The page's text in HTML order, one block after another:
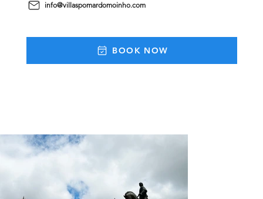
info@villaspomardomoinho.com
BOOK NOW